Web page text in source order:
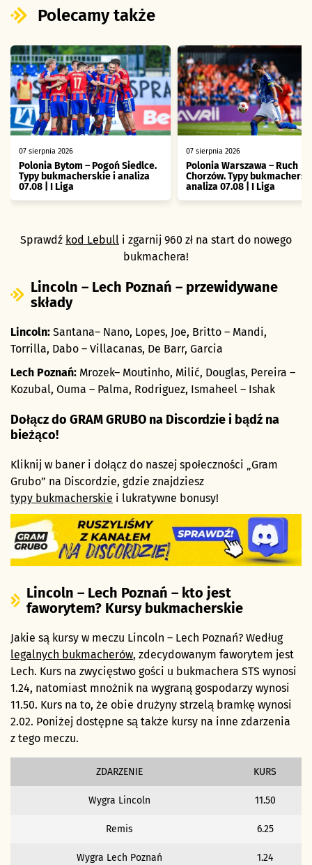
Polecamy także
07 sierpnia 2026
Polonia Bytom – Pogoń Siedlce.
Typy bukmacherskie i analiza
07.08 | I Liga
07 sierpnia 2026
Polonia Warszawa – Ruch
Chorzów. Typy
analiza 07.08 | I Liga
Sprawdź kod Lebull i zgarnij 960 zł na start do nowego
bukmachera!
Lincoln – Lech Poznań – przewidywane
składy
Lincoln: Santana– Nano, Lopes, Joe, Britto – Mandi,
Torrilla, Dabo – Villacanas, De Barr, Garcia
Lech Poznań: Mrozek– Moutinho, Milić, Douglas, Pereira –
Kozubal, Ouma – Palma, Rodriguez, Ismaheel – Ishak
Dołącz do GRAM GRUBO na Discordzie i bądź na
bieżąco!
Kliknij w baner i dołącz do naszej społeczności „Gram
Grubo” na Discordzie, gdzie znajdziesz
typy bukmacherskie i lukratywne bonusy!
Lincoln – Lech Poznań – kto jest
faworytem? Kursy bukmacherskie
Jakie są kursy w meczu Lincoln – Lech Poznań? Według
legalnych bukmacherów, zdecydowanym faworytem jest
Lech. Kurs na zwycięstwo gości u bukmachera STS wynosi
1.24, natomiast mnożnik na wygraną gospodarzy wynosi
11.50. Kurs na to, że obie drużyny strzelą bramkę wynosi
2.02. Poniżej dostępne są także kursy na inne zdarzenia
z tego meczu.
ZDARZENIE KURS
Wygra Lincoln 11.50
Remis 6.25
Wygra Lech Poznań 1.24